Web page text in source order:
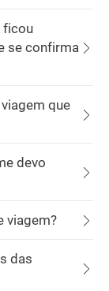
ficou
se confirma
que
devo
viagem?
das